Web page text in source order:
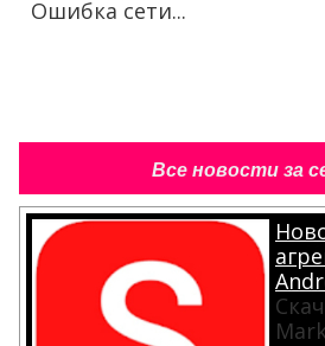
Ошибка сети...
Все новости за